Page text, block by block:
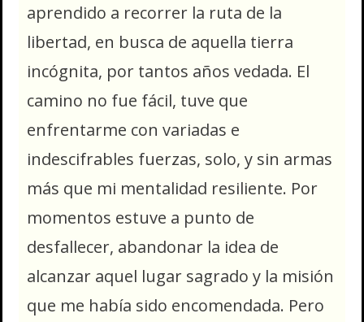
aprendido a recorrer la ruta de la
libertad, en busca de aquella tierra
incógnita, por tantos años vedada. El
camino no fue fácil, tuve que
enfrentarme con variadas e
indescifrables fuerzas, solo, y sin armas
más que mi mentalidad resiliente. Por
momentos estuve a punto de
desfallecer, abandonar la idea de
alcanzar aquel lugar sagrado y la misión
que me había sido encomendada. Pero